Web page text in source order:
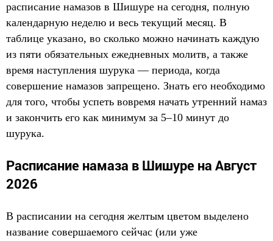
расписание намазов в Шишуре на сегодня, полную
календарную неделю и весь текущий месяц. В
таблице указано, во сколько можно начинать каждую
из пяти обязательных ежедневных молитв, а также
время наступления шурука — периода, когда
совершение намазов запрещено. Знать его необходимо
для того, чтобы успеть вовремя начать утренний намаз
и закончить его как минимум за 5–10 минут до
шурука.
Расписание намаза в Шишуре на Август
2026
В расписании на сегодня желтым цветом выделено
название совершаемого сейчас (или уже